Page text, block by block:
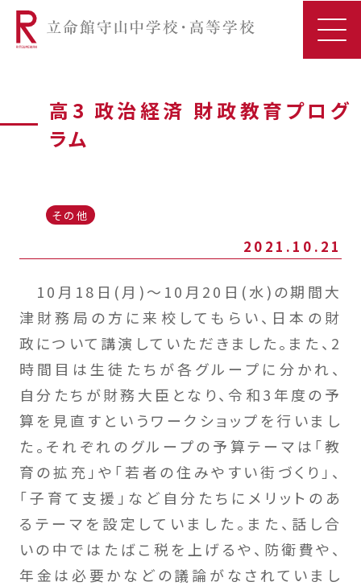
高3 政治経済 財政教育プログ
ラム
その他
2021.10.21
10月18日(月)～10月20日(水)の期間大
津財務局の方に来校してもらい、日本の財
政について講演していただきました。また、2
時間目は生徒たちが各グループに分かれ、
自分たちが財務大臣となり、令和3年度の予
算を見直すというワークショップを行いまし
た。それぞれのグループの予算テーマは「教
育の拡充」や「若者の住みやすい街づくり」、
「子育て支援」など自分たちにメリットのあ
るテーマを設定していました。また、話し合
いの中ではたばこ税を上げるや、防衛費や、
年金は必要かなどの議論がなされていまし